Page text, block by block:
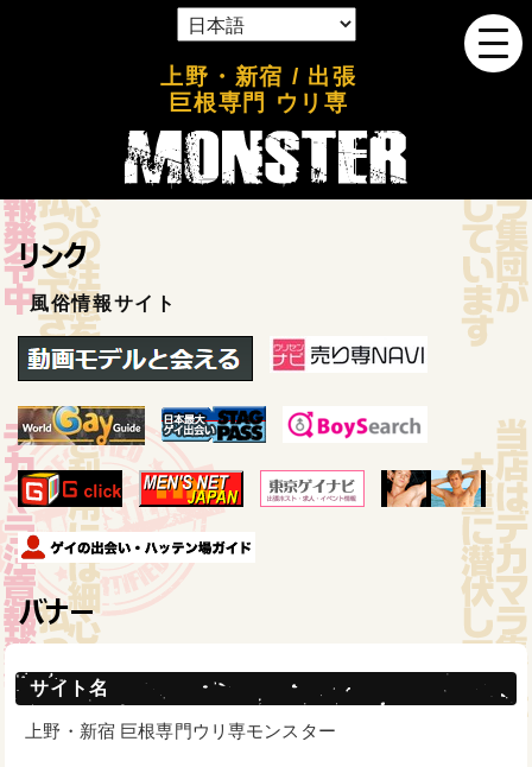
上野・新宿 / 出張
巨根専門 ウリ専
リンク
風俗情報サイト
バナー
サイト名
上野・新宿 巨根専門ウリ専モンスター